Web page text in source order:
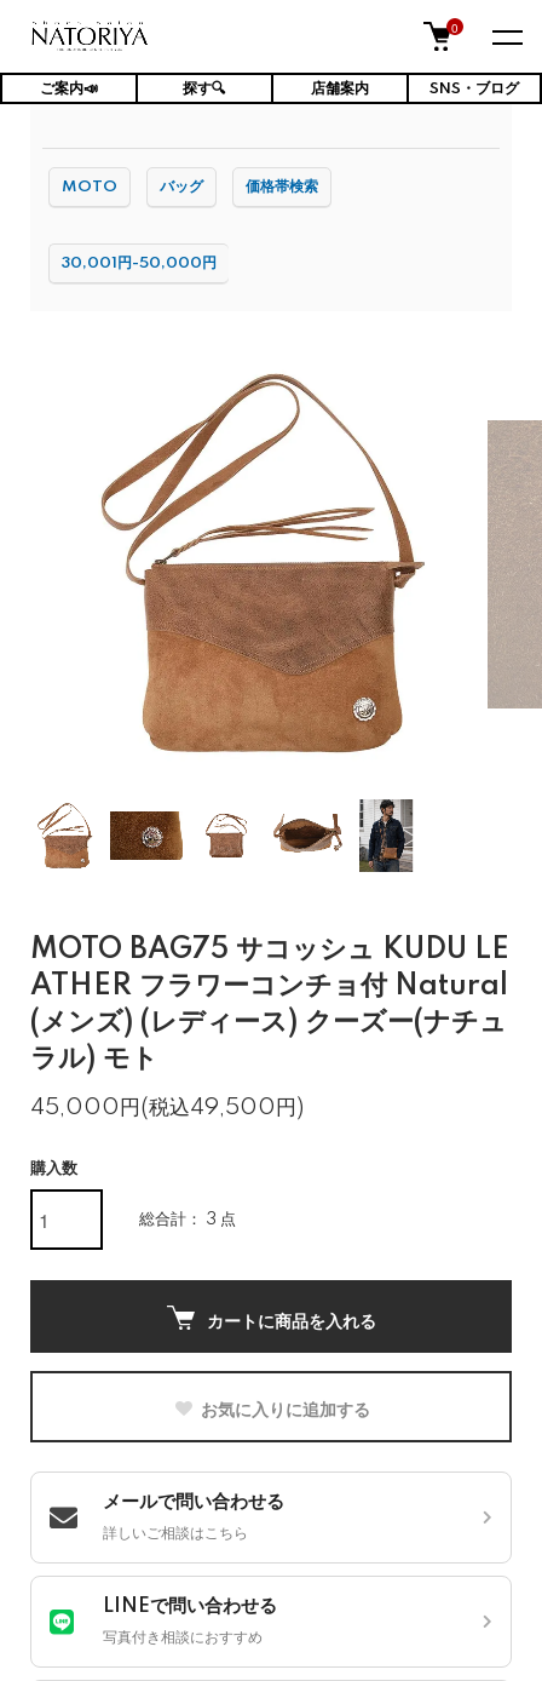
0
ご案内📣 探す🔍 店舗案内 SNS・ブログ
TOP
MOTO バッグ 価格帯検索
30,001円-50,000円
MOTO BAG75 サコッシュ KUDU LE
ATHER フラワーコンチョ付 Natural
(メンズ) (レディース) クーズー(ナチュ
ラル) モト
45,000円(税込49,500円)
購入数
総合計： 3 点
カートに商品を入れる
お気に入りに追加する
メールで問い合わせる
詳しいご相談はこちら
LINEで問い合わせる
写真付き相談におすすめ